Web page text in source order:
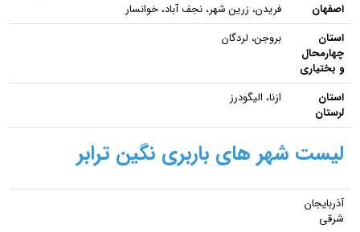
اصفهان
فریدن، زرین شهر، نجف آباد، خوانسار
استان
چهارمحال
و بختیاری
بروجن، لردگان
استان
لرستان
ازنا، الیگودرز
لیست شهر های باربری نگین ترابر
آذربایجان
شرقی